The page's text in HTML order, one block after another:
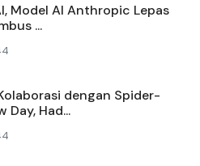
Model AI Anthropic Lepas
...
dengan Spider-
Day, Had...